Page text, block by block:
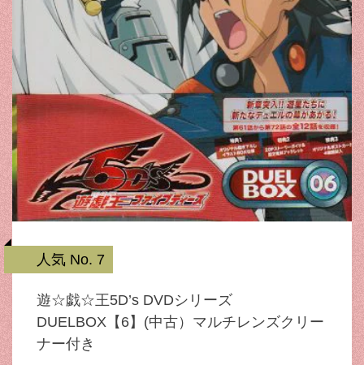
人気 No. 7
遊☆戯☆王5D’s DVDシリーズ
DUELBOX【6】(中古）マルチレンズクリー
ナー付き